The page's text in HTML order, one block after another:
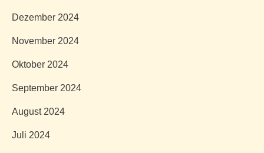
Dezember 2024
November 2024
Oktober 2024
September 2024
August 2024
Juli 2024